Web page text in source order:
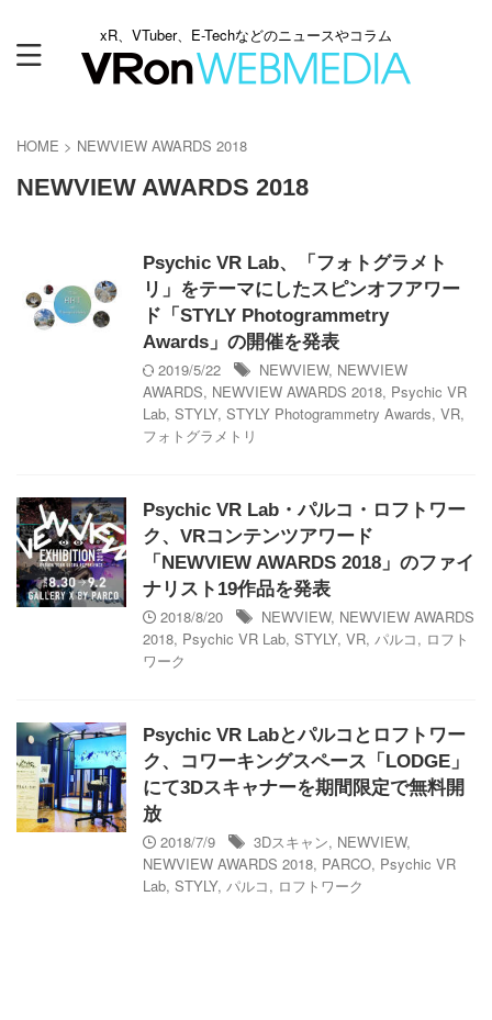
xR、VTuber、E-Techなどのニュースやコラム
HOME > NEWVIEW AWARDS 2018
NEWVIEW AWARDS 2018
Psychic VR Lab、「フォトグラメト
リ」をテーマにしたスピンオフアワー
ド「STYLY Photogrammetry
Awards」の開催を発表
2019/5/22
NEWVIEW, NEWVIEW
AWARDS, NEWVIEW AWARDS 2018, Psychic VR
Lab, STYLY, STYLY Photogrammetry Awards, VR,
フォトグラメトリ
Psychic VR Lab・パルコ・ロフトワー
ク、VRコンテンツアワード
「NEWVIEW AWARDS 2018」のファイ
ナリスト19作品を発表
2018/8/20
NEWVIEW, NEWVIEW AWARDS
2018, Psychic VR Lab, STYLY, VR, パルコ, ロフト
ワーク
Psychic VR Labとパルコとロフトワー
ク、コワーキングスペース「LODGE」
にて3Dスキャナーを期間限定で無料開
放
2018/7/9
3Dスキャン, NEWVIEW,
NEWVIEW AWARDS 2018, PARCO, Psychic VR
Lab, STYLY, パルコ, ロフトワーク